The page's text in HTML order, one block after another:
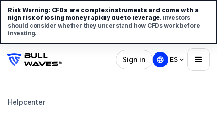
Sign in ES
Helpcenter
Risk Warning: CFDs are complex instruments and come with a
high risk of losing money rapidly due to leverage. Investors
should consider whether they understand how CFDs work before
investing.